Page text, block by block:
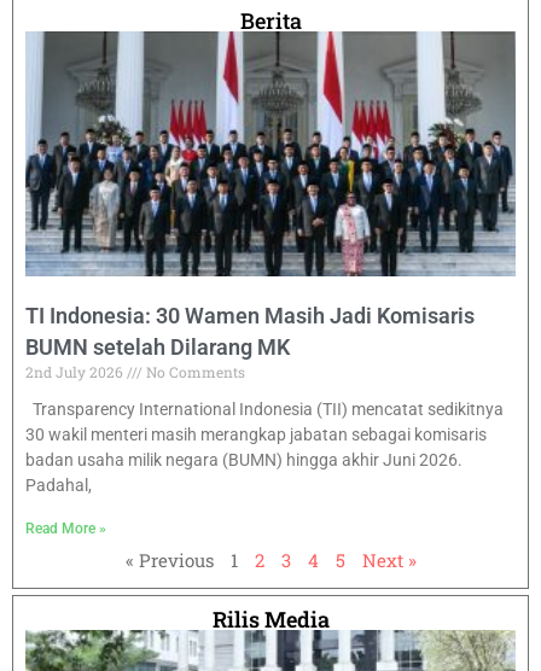
Berita
TI Indonesia: 30 Wamen Masih Jadi Komisaris
BUMN setelah Dilarang MK
2nd July 2026
No Comments
Transparency International Indonesia (TII) mencatat sedikitnya
30 wakil menteri masih merangkap jabatan sebagai komisaris
badan usaha milik negara (BUMN) hingga akhir Juni 2026.
Padahal,
Read More »
« Previous 1 2 3 4 5 Next »
Rilis Media